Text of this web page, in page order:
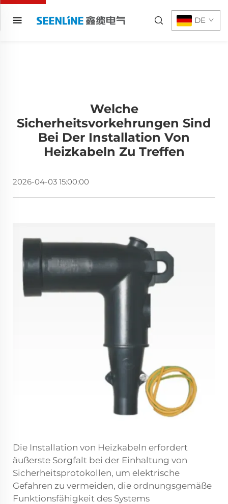
DE
Welche
Sicherheitsvorkehrungen Sind
Bei Der Installation Von
Heizkabeln Zu Treffen
2026-04-03 15:00:00
Die Installation von Heizkabeln erfordert
äußerste Sorgfalt bei der Einhaltung von
Sicherheitsprotokollen, um elektrische
Gefahren zu vermeiden, die ordnungsgemäße
Funktionsfähigkeit des Systems